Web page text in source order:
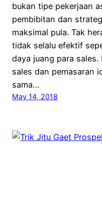
bukan tipe pekerjaan
pembibitan dan
maksimal pula. Tak
tidak selalu efektif
daya juang para
sales dan pemasaran
sama…
May 14, 2018